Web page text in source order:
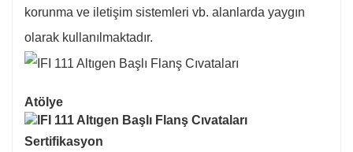
korunma ve iletişim sistemleri vb. alanlarda yaygın
olarak kullanılmaktadır.
Atölye
Sertifikasyon